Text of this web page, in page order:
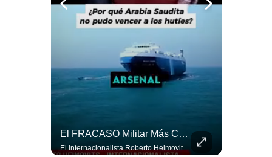
El FRACASO Militar Más Caro De Medio Oriente | #radar24
El internacionalista Roberto Heimovits señaló que Arabia Saudita posee armamento avanzado comprado por decenas de miles de millones de dólares. Sin embargo, recuerda que combatió durante siete años contra los hutíes sin conseguir derrotarlos, pese a la enorme diferencia de poder militar. #ArabiaSaudita #Hutíes #RobertoHeimovits #Geopolítica #Guerra #NoticiasInternacionales #Shorts 👉 Suscríbete y activa la campana para no perderte nuestro análisis diario. 🌎 Síguenos en nuestras redes sociales: 📌 Web oficial: https://gestion.pe/mundo/ 📌 LinkedIn: http://bit.ly/3HYIET0 📌 X (Twitter): http://bit.ly/4noZtX9 📌 TikTok: http://bit.ly/4evB6TO